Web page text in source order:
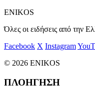
ENIKOS
Όλες οι ειδήσεις από την
Facebook X Instagram
© 2026 ENIKOS
ΠΛΟΗΓΗΣΗ